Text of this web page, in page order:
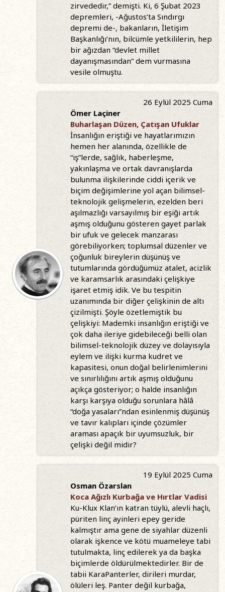
zirvededir,” demişti. Ki, 6 Şubat 2023
depremleri, -Ağustos’ta Sındırgı
depremi de-, bakanların, İletişim
Başkanlığı’nın, bilcümle yetkililerin, hep
bir ağızdan “devlet millet
dayanışmasından” dem vurmasına
vesile olmuştu.
26 Eylül 2025 Cuma
Ömer Laçiner
Buharlaşan Düzen, Çatışan Ufuklar
İnsanlığın eriştiği ve hayatlarımızın
hemen her alanında, özellikle de
“iş”lerde, sağlık, haberleşme,
yakınlaşma ve ortak davranışlarda
bulunma ilişkilerinde ciddi içerik ve
biçim değişimlerine yol açan bilimsel-
teknolojik gelişmelerin, ezelden beri
aşılmazlığı varsayılmış bir eşiği artık
aşmış olduğunu gösteren gayet parlak
bir ufuk ve gelecek manzarası
görebiliyorken; toplumsal düzenler ve
çoğunluk bireylerin düşünüş ve
tutumlarında gördüğümüz atalet, acizlik
ve karamsarlık arasındaki çelişkiye
işaret etmiş idik. Ve bu tespitin
uzanımında bir diğer çelişkinin de altı
çizilmişti. Şöyle özetlemiştik bu
çelişkiyi: Mademki insanlığın eriştiği ve
çok daha ileriye gidebileceği belli olan
bilimsel-teknolojik düzey ve dolayısıyla
eylem ve ilişki kurma kudret ve
kapasitesi, onun doğal belirlenimlerini
ve sınırlılığını artık aşmış olduğunu
açıkça gösteriyor; o halde insanlığın
karşı karşıya olduğu sorunlara hâlâ
“doğa yasaları”ndan esinlenmiş düşünüş
ve tavır kalıpları içinde çözümler
araması apaçık bir uyumsuzluk, bir
çelişki değil midir?
19 Eylül 2025 Cuma
Osman Özarslan
Koca Ağızlı Kurbağa ve Hırtlar Vadisi
Ku-Klux Klan’ın katran tüylü, alevli haçlı,
püriten linç ayinleri epey geride
kalmıştır ama gene de siyahlar düzenli
olarak işkence ve kötü muameleye tabi
tutulmakta, linç edilerek ya da başka
biçimlerde öldürülmektedirler. Bir de
tabii KaraPanterler, dirileri murdar,
ölüleri leş. Panter değil kurbağa,